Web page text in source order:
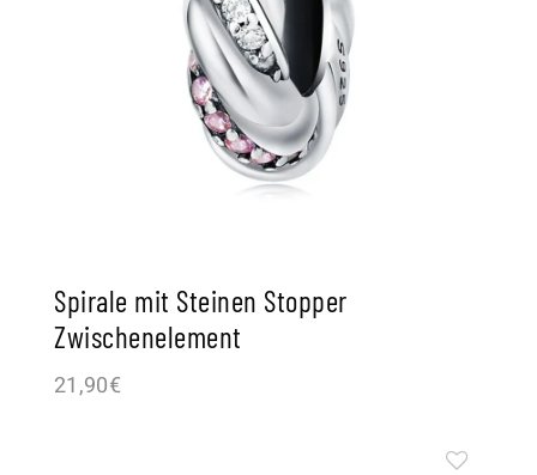
Spirale mit Steinen Stopper
Zwischenelement
21,90€